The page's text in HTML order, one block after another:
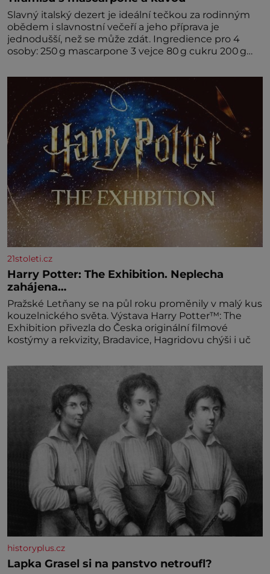
Slavný italský dezert je ideální tečkou za rodinným
obědem i slavnostní večeří a jeho příprava je
jednodušší, než se může zdát. Ingredience pro 4
osoby: 250 g mascarpone 3 vejce 80 g cukru 200 g
amaretta kakao na posypání Postup: Oddělte
žloutky od bílků. Žloutky vyšlehejte s cukrem do
světlé pěny a postupně do nich vmíchejte
mascarpone, aby vznikl hladký
21stoleti.cz
Harry Potter: The Exhibition. Neplecha
zahájena…
Pražské Letňany se na půl roku proměnily v malý kus
kouzelnického světa. Výstava Harry Potter™: The
Exhibition přivezla do Česka originální filmové
kostýmy a rekvizity, Bradavice, Hagridovu chýši i uč
historyplus.cz
Lapka Grasel si na panstvo netroufl?